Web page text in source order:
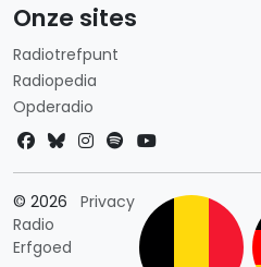
Onze sites
Radiotrefpunt
Radiopedia
Opderadio
© 2026
Radio
Erfgoed
PrivacyLandkeuze